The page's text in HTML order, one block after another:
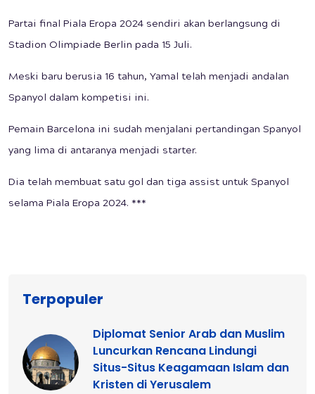
Partai final Piala Eropa 2024 sendiri akan berlangsung di
Stadion Olimpiade Berlin pada 15 Juli.
Meski baru berusia 16 tahun, Yamal telah menjadi andalan
Spanyol dalam kompetisi ini.
Pemain Barcelona ini sudah menjalani pertandingan Spanyol
yang lima di antaranya menjadi starter.
Dia telah membuat satu gol dan tiga assist untuk Spanyol
selama Piala Eropa 2024. ***
Terpopuler
Diplomat Senior Arab dan Muslim
Luncurkan Rencana Lindungi
Situs-Situs Keagamaan Islam dan
Kristen di Yerusalem